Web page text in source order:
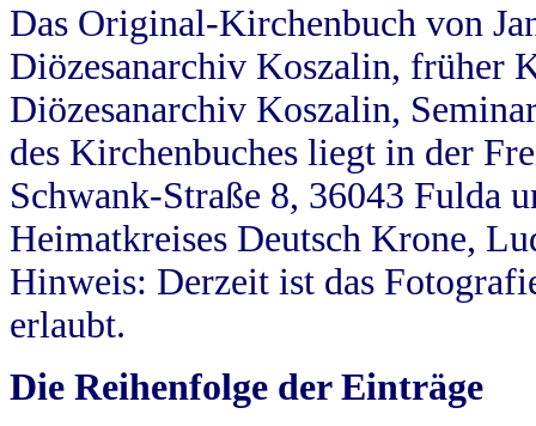
Das Original-Kirchenbuch von
Diözesanarchiv Koszalin, früher
Diözesanarchiv Koszalin,
des Kirchenbuches liegt in der
Schwank-Straße 8, 36043 Fulda
Heimatkreises Deutsch Krone,
Hinweis: Derzeit ist das
erlaubt.
Die Reihenfolge der Einträge